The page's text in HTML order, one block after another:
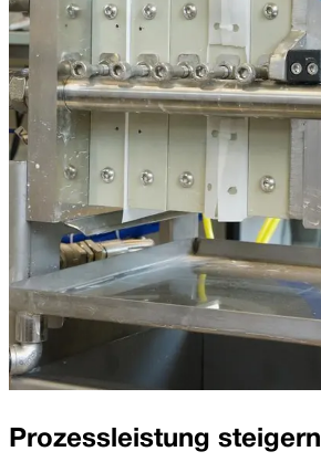
Prozess­leistung steigern